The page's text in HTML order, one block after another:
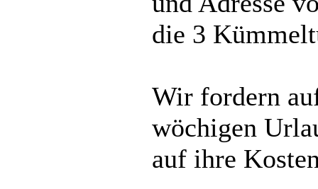
die 3
Wir fordern
wöchigen
auf ihre